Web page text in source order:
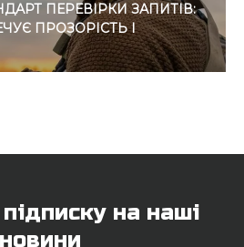
ПЕРЕВІРКИ ЗАПИТІВ:
ПРОЗОРІСТЬ І
на наші
новини